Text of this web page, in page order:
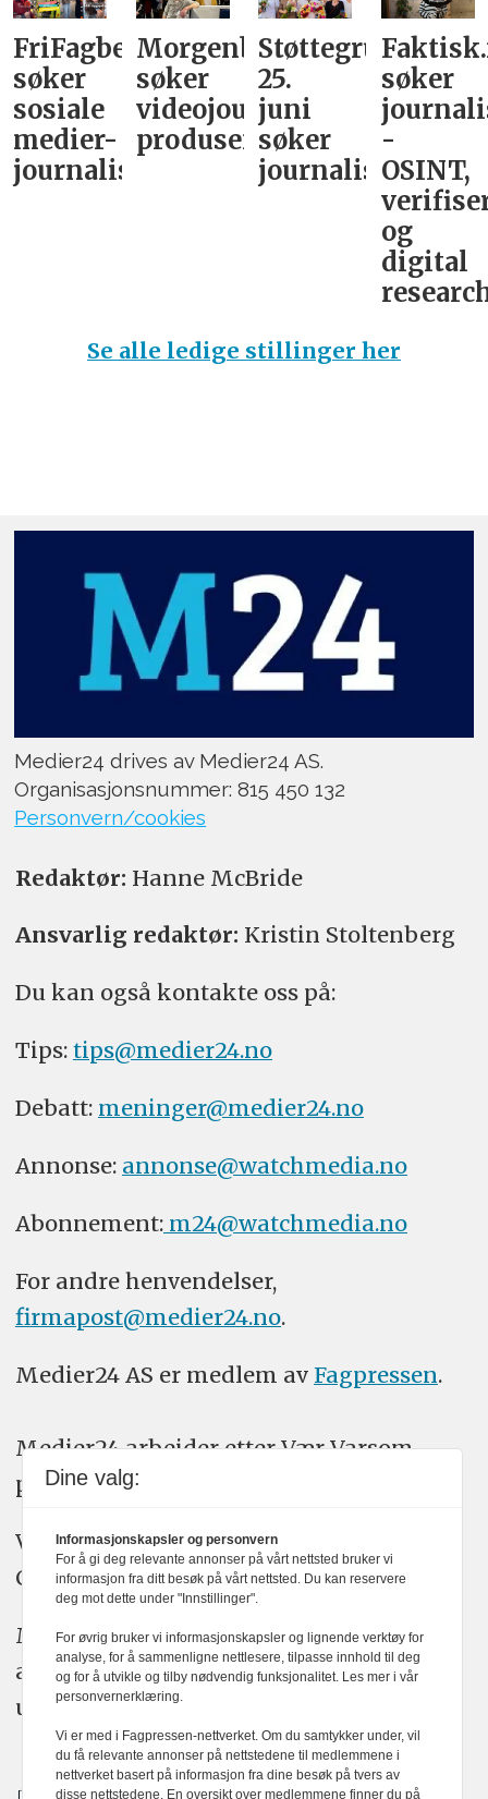
FriFagbevegelse
søker
sosiale
medier-
journalist
Morgenbladet
søker
videojournalist/podkast-
produsent
Støttegruppa
25.
juni
søker
journalist
søker
-
OSINT,
og
digital
Se alle ledige stillinger her
Medier24 drives av Medier24 AS.
Organisasjonsnummer: 815 450 132
Personvern/cookies
Redaktør: Hanne McBride
Ansvarlig redaktør: Kristin Stoltenberg
Du kan også kontakte oss på:
Tips: tips@medier24.no
Debatt: meninger@medier24.no
Annonse: annonse@watchmedia.no
Abonnement:m24@watchmedia.no
For andre henvendelser,
firmapost@medier24.no.
Medier24 AS er medlem av Fagpressen.
Medier24 arbeider etter Vær Varsom-
plakatens regler for god presseskikk.
Vi bruker KI-verktøy som ChatGPT,
Claude, og Gemini i journalistikken vår.
Medier24s redaksjon har alltid det fulle
ansvar for publisert innhold, med eller
uten bruk av kunstig intelligens.
Dine valg:
Informasjonskapsler og personvern
For å gi deg relevante annonser på vårt nettsted bruker vi
informasjon fra ditt besøk på vårt nettsted. Du kan reservere
deg mot dette under "Innstillinger".
For øvrig bruker vi informasjonskapsler og lignende verktøy for
analyse, for å sammenligne nettlesere, tilpasse innhold til deg
og for å utvikle og tilby nødvendig funksjonalitet. Les mer i vår
personvernerklæring.
Vi er med i Fagpressen-nettverket. Om du samtykker under, vil
du få relevante annonser på nettstedene til medlemmene i
nettverket basert på informasjon fra dine besøk på tvers av
disse nettstedene. En oversikt over medlemmene finner du på